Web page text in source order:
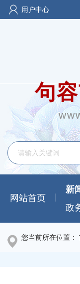
用户中心
句
网站首页
新
政
您当前所在位置：